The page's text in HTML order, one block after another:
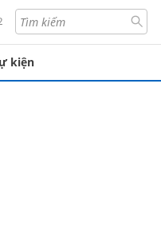
kiện